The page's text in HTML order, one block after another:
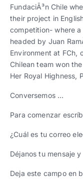
FundaciÃ³n Chile
their project in
competition- where
headed by Juan
Environment at FCh,
Chilean team won
Her Royal Highness,
Conversemos …
Para comenzar
¿Cuál es tu correo
Déjanos tu mensaje
Deja este campo en